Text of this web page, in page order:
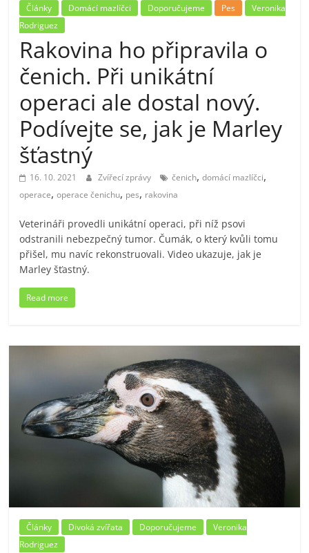
Články Domácí mazlíčci Doporučujeme Pes
Veronika
Rodriguez
Rakovina ho připravila o
čenich. Při unikátní
operaci ale dostal nový.
Podívejte se, jak je Marley
šťastný
16. 10. 2021 Zvířecí zprávy čenich,domácí mazlíčci,
operace,operace čenichu, pes, rakovina
Veterináři provedli unikátní operaci, při níž psovi
odstranili nebezpečný tumor. Čumák, o který kvůli tomu
přišel, mu navíc rekonstruovali. Video ukazuje, jak je
Marley šťastný.
Read more
Články Divoká zvířata Doporučujeme
Veronika
Rodriguez